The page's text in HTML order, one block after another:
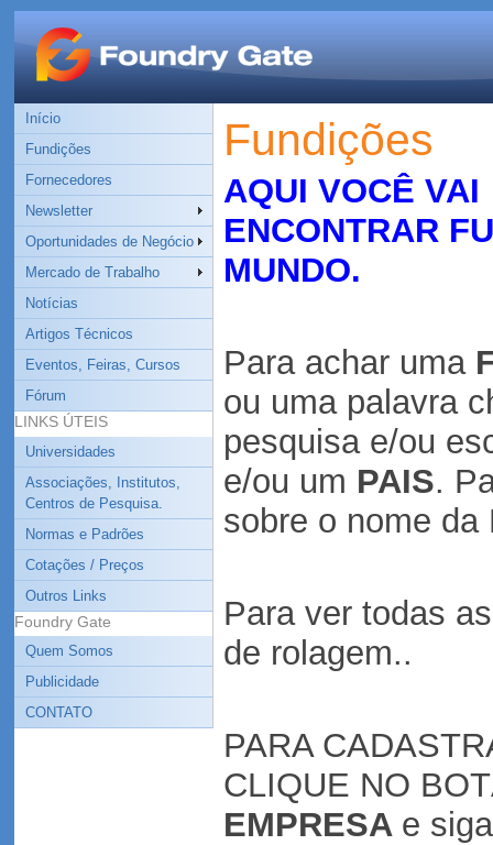
Início
Fundições
Fornecedores
Newsletter
Oportunidades de Negócio
Mercado de Trabalho
Notícias
Artigos Técnicos
Eventos, Feiras, Cursos
Fórum
LINKS ÚTEIS
Universidades
Associações, Institutos,
Centros de Pesquisa.
Normas e Padrões
Cotações / Preços
Outros Links
Foundry Gate
Quem Somos
Publicidade
CONTATO
Fundições
AQUI VOCÊ VAI
ENCONTRAR
MUNDO.
Para achar uma
ou uma palavra
pesquisa e/ou
e/ou um PAIS.
sobre o nome da
Para ver todas
de rolagem..
PARA
CLIQUE NO
EMPRESA e